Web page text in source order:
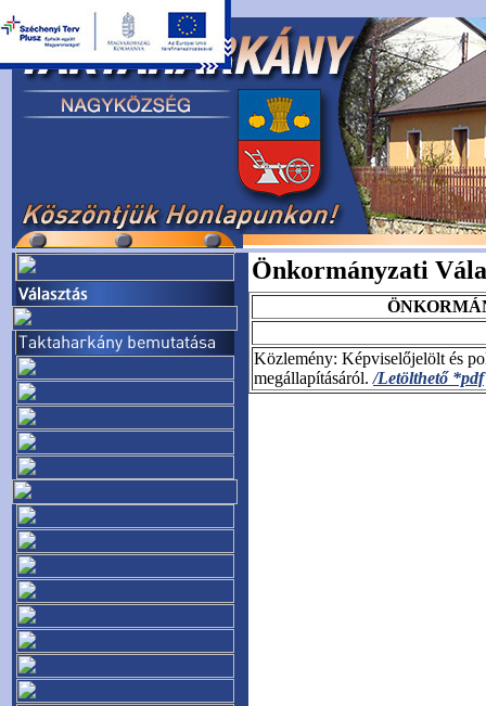
Önkormányzati
Közlemény: Képviselőjelölt és
megállapításáról./Letölthető *pdf